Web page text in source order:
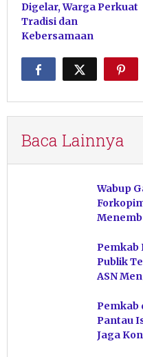
Digelar, Warga Perkuat
Tradisi dan
Kebersamaan
Baca Lainnya
Wabup
Pemkab
Publik
ASN
Pemkab
Pantau
Jaga